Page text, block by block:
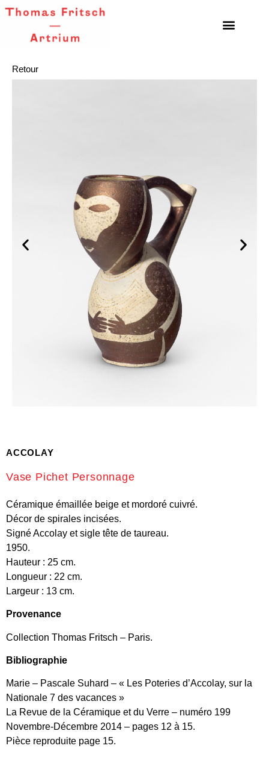
Retour
ACCOLAY
Vase Pichet Personnage
Céramique émaillée beige et mordoré cuivré.
Décor de spirales incisées.
Signé Accolay et sigle tête de taureau.
1950.
Hauteur : 25 cm.
Longueur : 22 cm.
Largeur : 13 cm.
Provenance
Collection Thomas Fritsch – Paris.
Bibliographie
Marie – Pascale Suhard – « Les Poteries d’Accolay, sur la
Nationale 7 des vacances »
La Revue de la Céramique et du Verre – numéro 199
Novembre-Décembre 2014 – pages 12 à 15.
Pièce reproduite page 15.